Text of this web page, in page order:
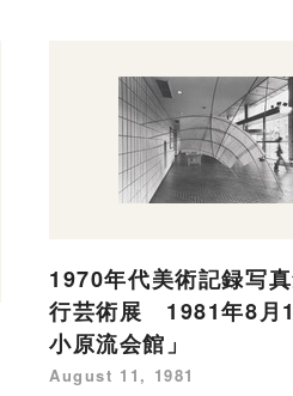
1970年代美術記録写
行芸術展 1981年8
小原流会館」
August 11, 1981